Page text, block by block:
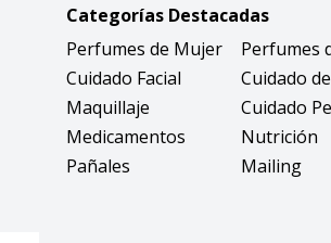
Categorías Destacadas
Perfumes de Mujer
Perfumes
Cuidado Facial
Cuidado
Maquillaje
Cuidado
Medicamentos
Nutrición
Pañales
Mailing